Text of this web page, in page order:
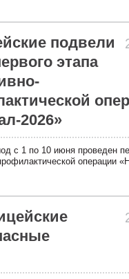
подвели
этапа
2026»
с 1 по 10 июня проведен
операции